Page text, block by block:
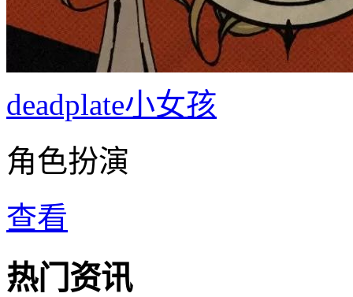
deadplate小女孩
角色扮演
查看
热门资讯